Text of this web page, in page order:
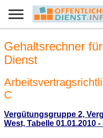
Gehaltsrechner
Dienst
C
Vergütungsgruppe 2,
West, Tabelle 01.01.2010 -